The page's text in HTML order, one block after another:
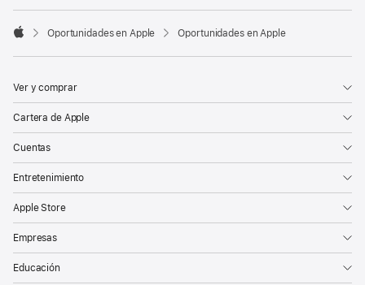

Oportunidades en Apple Oportunidades en Apple
Ver y comprar
Cartera de Apple
Cuentas
Entretenimiento
Apple Store
Empresas
Educación